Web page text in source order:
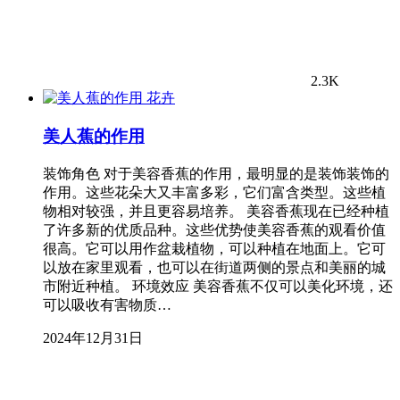
2.3K
花卉
美人蕉的作用
装饰角色 对于美容香蕉的作用，最明显的是装饰装饰的
作用。这些花朵大又丰富多彩，它们富含类型。这些植
物相对较强，并且更容易培养。 美容香蕉现在已经种植
了许多新的优质品种。这些优势使美容香蕉的观看价值
很高。它可以用作盆栽植物，可以种植在地面上。它可
以放在家里观看，也可以在街道两侧的景点和美丽的城
市附近种植。 环境效应 美容香蕉不仅可以美化环境，还
可以吸收有害物质…
2024年12月31日